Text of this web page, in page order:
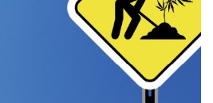
w systemie karnym. Niedawno